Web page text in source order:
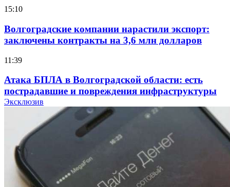
15:10
Волгоградские компании нарастили экспорт:
заключены контракты на 3,6 млн долларов
11:39
Атака БПЛА в Волгоградской области: есть
пострадавшие и повреждения инфраструктуры
Волгоградские вузы в топе зарплатного
рейтинга: ВолгГТУ и ВолгГМУ вошли в топ‑15
для химической отрасли и фармацевтики
18:39
Эксклюзив